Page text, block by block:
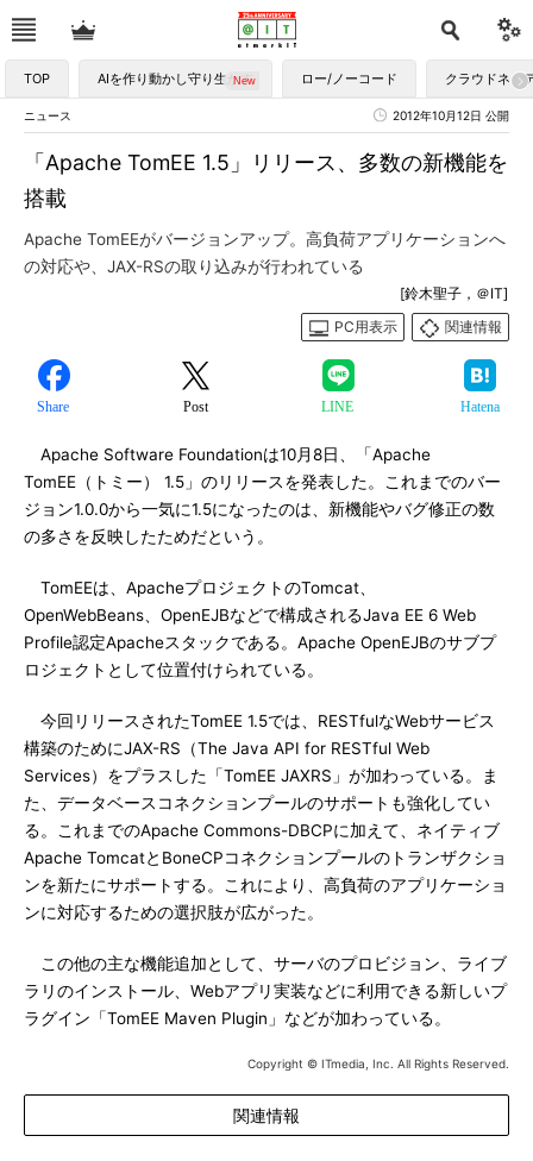
TOP AIを作り動かし守り生かす ロー/ノーコード クラウドネイ
ニュース 2012年10月12日 公開
「Apache TomEE 1.5」リリース、多数の新機能を
搭載
Apache TomEEがバージョンアップ。高負荷アプリケーションへ
の対応や、JAX-RSの取り込みが行われている
[鈴木聖子，＠IT]
PC用表示
関連情報
Share Post LINE Hatena
Apache Software Foundationは10月8日、「Apache
TomEE（トミー） 1.5」のリリースを発表した。これまでのバー
ジョン1.0.0から一気に1.5になったのは、新機能やバグ修正の数
の多さを反映したためだという。
TomEEは、ApacheプロジェクトのTomcat、
OpenWebBeans、OpenEJBなどで構成されるJava EE 6 Web
Profile認定Apacheスタックである。Apache OpenEJBのサブプ
ロジェクトとして位置付けられている。
今回リリースされたTomEE 1.5では、RESTfulなWebサービス
構築のためにJAX-RS（The Java API for RESTful Web
Services）をプラスした「TomEE JAXRS」が加わっている。ま
た、データベースコネクションプールのサポートも強化してい
る。これまでのApache Commons-DBCPに加えて、ネイティブ
Apache TomcatとBoneCPコネクションプールのトランザクショ
ンを新たにサポートする。これにより、高負荷のアプリケーショ
ンに対応するための選択肢が広がった。
この他の主な機能追加として、サーバのプロビジョン、ライブ
ラリのインストール、Webアプリ実装などに利用できる新しいプ
ラグイン「TomEE Maven Plugin」などが加わっている。
Copyright © ITmedia, Inc. All Rights Reserved.
関連情報